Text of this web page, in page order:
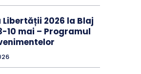
2026 la Blaj
10 mai – Programul